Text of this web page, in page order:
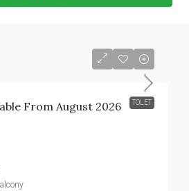
TOLET
From August 2026